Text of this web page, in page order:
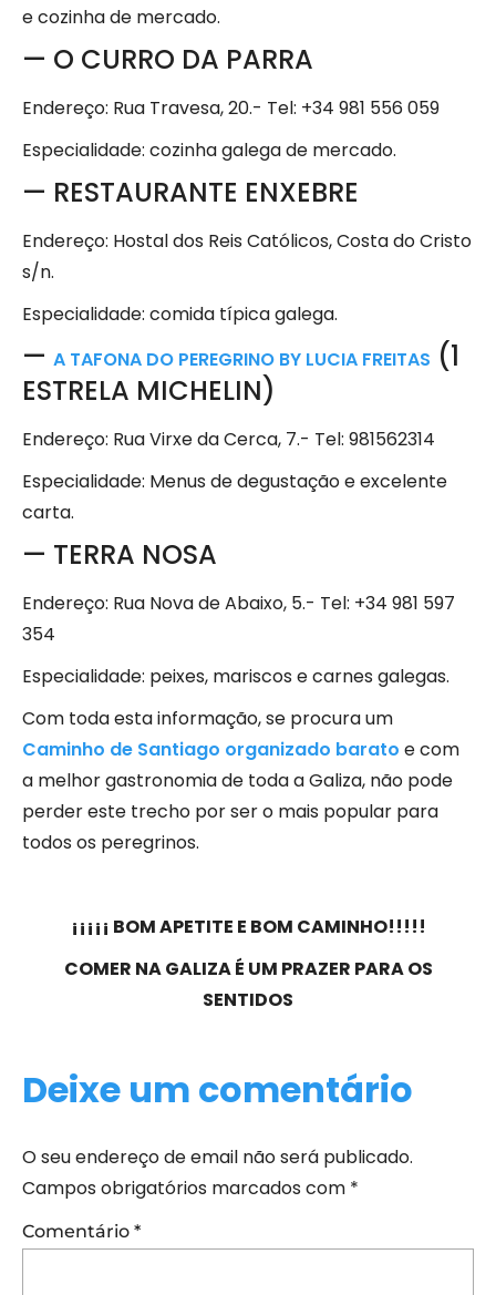
e cozinha de mercado.
— O CURRO DA PARRA
Endereço: Rua Travesa, 20.- Tel: +34 981 556 059
Especialidade: cozinha galega de mercado.
— RESTAURANTE ENXEBRE
Endereço: Hostal dos Reis Católicos, Costa do Cristo
s/n.
Especialidade: comida típica galega.
— A TAFONA DO PEREGRINO BY LUCIA FREITAS (1
ESTRELA MICHELIN)
Endereço: Rua Virxe da Cerca, 7.- Tel: 981562314
Especialidade: Menus de degustação e excelente
carta.
— TERRA NOSA
Endereço: Rua Nova de Abaixo, 5.- Tel: +34 981 597
354
Especialidade: peixes, mariscos e carnes galegas.
Com toda esta informação, se procura um
Caminho de Santiago organizado barato e com
a melhor gastronomia de toda a Galiza, não pode
perder este trecho por ser o mais popular para
todos os peregrinos.
¡¡¡¡¡ BOM APETITE E BOM CAMINHO!!!!!
COMER NA GALIZA É UM PRAZER PARA OS
SENTIDOS
Deixe um comentário
O seu endereço de email não será publicado.
Campos obrigatórios marcados com *
Comentário *